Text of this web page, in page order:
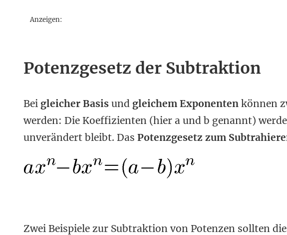
Anzeigen:
Potenzgesetz der Subtraktion
Bei gleicher Basis und gleichem Exponenten können
werden: Die Koeffizienten (hier a und b genannt)
unverändert bleibt. Das Potenzgesetz zum
Zwei Beispiele zur Subtraktion von Potenzen sollten